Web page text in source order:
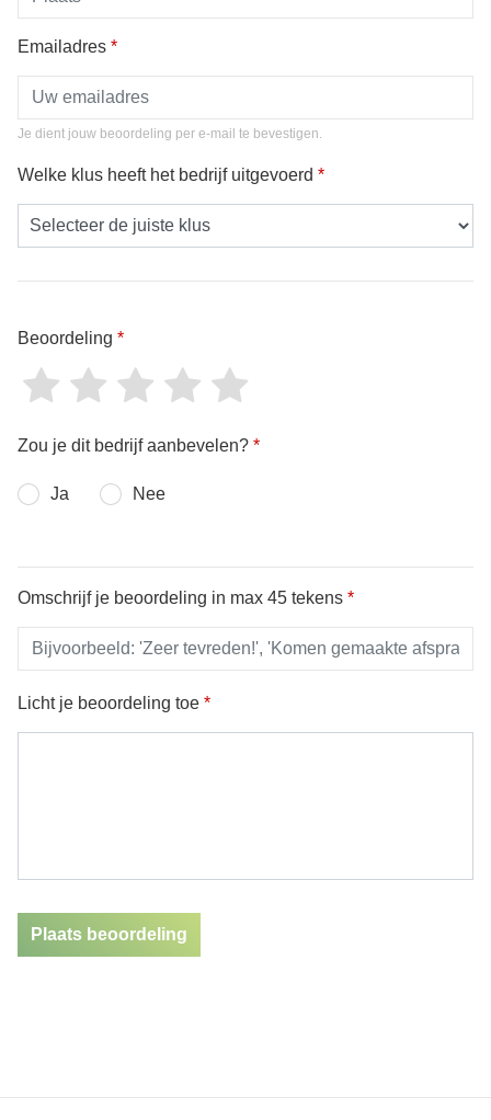
Emailadres *
Je dient jouw beoordeling per e-mail te bevestigen.
Welke klus heeft het bedrijf uitgevoerd *
Beoordeling *
Zou je dit bedrijf aanbevelen? *
Ja Nee
Omschrijf je beoordeling in max 45 tekens *
Licht je beoordeling toe *
Plaats beoordeling